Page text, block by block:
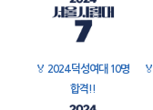
🏅 2024 덕성여대 10명
합격!!
🏅